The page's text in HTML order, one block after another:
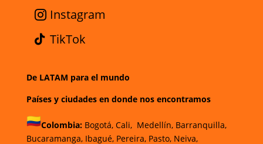
Instagram
TikTok
De LATAM para el mundo
Países y ciudades en donde nos encontramos
Colombia: Bogotá, Cali, Medellín, Barranquilla,
Bucaramanga, Ibagué,Pereira,Pasto, Neiva,